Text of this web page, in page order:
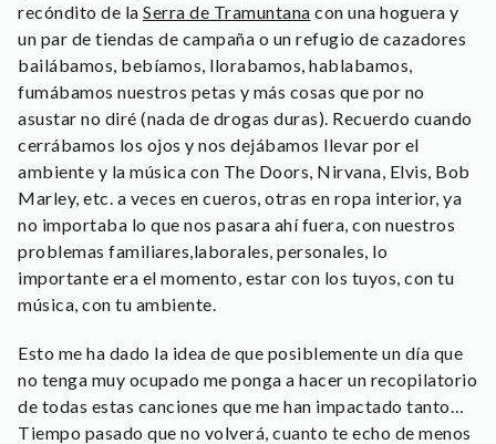
recóndito de la Serra de Tramuntana con una hoguera y
un par de tiendas de campaña o un refugio de cazadores
bailábamos, bebíamos, llorabamos, hablabamos,
fumábamos nuestros petas y más cosas que por no
asustar no diré (nada de drogas duras). Recuerdo cuando
cerrábamos los ojos y nos dejábamos llevar por el
ambiente y la música con The Doors, Nirvana, Elvis, Bob
Marley, etc. a veces en cueros, otras en ropa interior, ya
no importaba lo que nos pasara ahí fuera, con nuestros
problemas familiares,laborales, personales, lo
importante era el momento, estar con los tuyos, con tu
música, con tu ambiente.
Esto me ha dado la idea de que posiblemente un día que
no tenga muy ocupado me ponga a hacer un recopilatorio
de todas estas canciones que me han impactado tanto…
Tiempo pasado que no volverá, cuanto te echo de menos